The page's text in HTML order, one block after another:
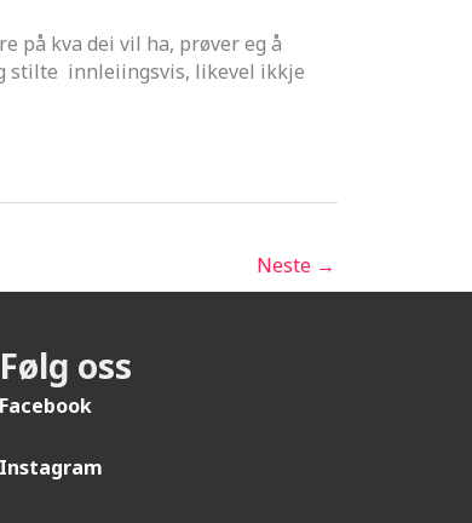
på kva dei vil ha, prøver eg å
stilte innleiingsvis, likevel ikkje
Neste →
Følg oss
Facebook
Instagram